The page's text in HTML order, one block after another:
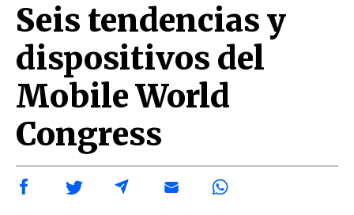
Seis tendencias y
dispositivos del
Mobile World
Congress